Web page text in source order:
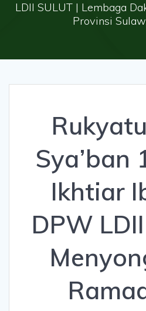
LDII SULUT | Lembaga
Provinsi
Sya’ban
Ikhtiar
DPW